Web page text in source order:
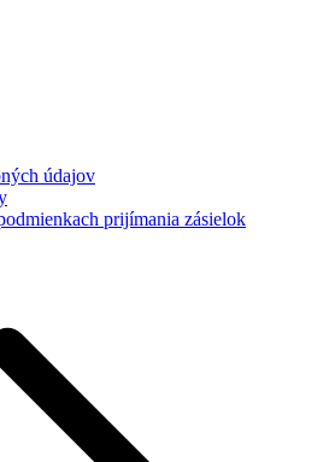
údajov
prijímania zásielok